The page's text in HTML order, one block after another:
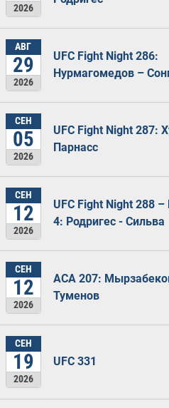
2026
АВГ
29
2026
UFC Fight Night 286:
Нурмагомедов –
СЕН
05
2026
UFC Fight Night 287:
Парнасс
СЕН
12
2026
UFC Fight Night 288 –
4: Родригес - Сильва
СЕН
12
2026
ACA 207:
Туменов
СЕН
19
2026
UFC 331